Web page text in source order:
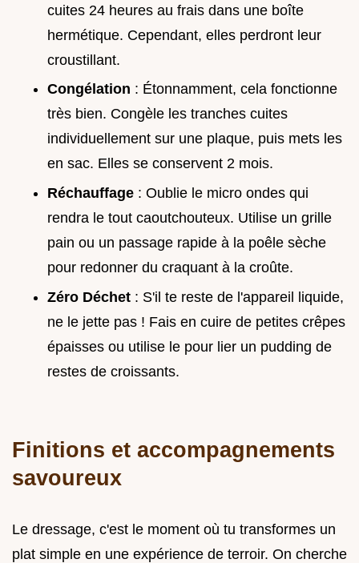
cuites 24 heures au frais dans une boîte
hermétique. Cependant, elles perdront leur
croustillant.
Congélation : Étonnamment, cela fonctionne
très bien. Congèle les tranches cuites
individuellement sur une plaque, puis mets les
en sac. Elles se conservent 2 mois.
Réchauffage : Oublie le micro ondes qui
rendra le tout caoutchouteux. Utilise un grille
pain ou un passage rapide à la poêle sèche
pour redonner du craquant à la croûte.
Zéro Déchet : S'il te reste de l'appareil liquide,
ne le jette pas ! Fais en cuire de petites crêpes
épaisses ou utilise le pour lier un pudding de
restes de croissants.
Finitions et accompagnements
savoureux
Le dressage, c'est le moment où tu transformes un
plat simple en une expérience de terroir. On cherche